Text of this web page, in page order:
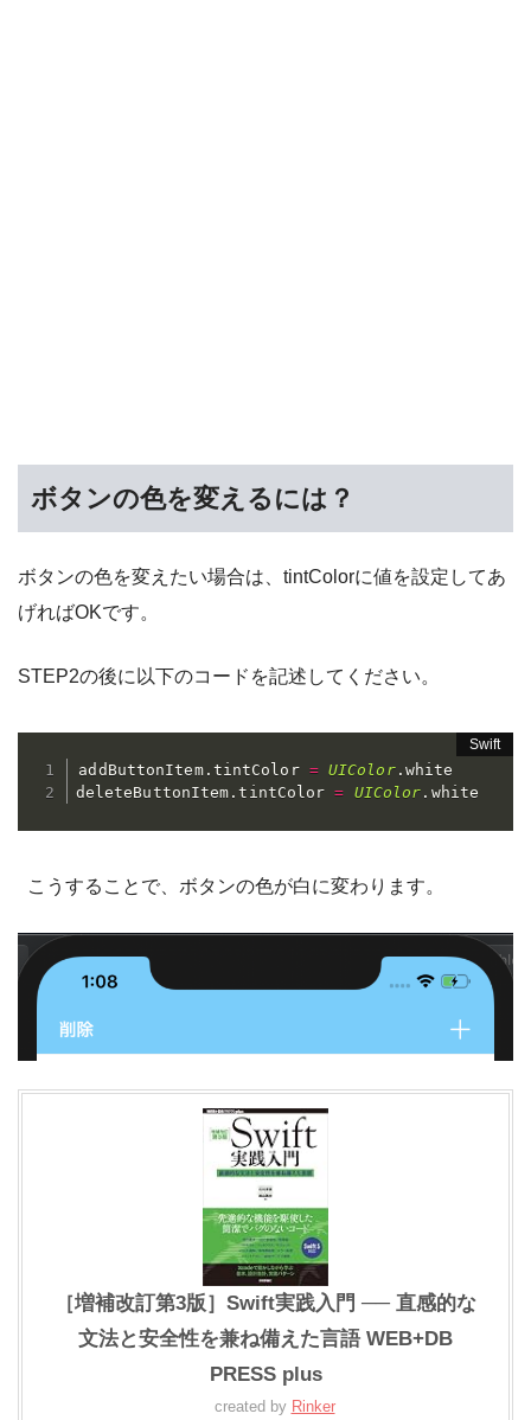
ボタンの色を変えるには？
ボタンの色を変えたい場合は、tintColorに値を設定してあ
げればOKです。
STEP2の後に以下のコードを記述してください。
addButtonItem. tintColor = UIColor. white
deleteButtonItem .tintColor = UIColor . white
こうすることで、ボタンの色が白に変わります。
［増補改訂第3版］Swift実践入門 ── 直感的な
文法と安全性を兼ね備えた言語 WEB+DB
PRESS plus
created by Rinker